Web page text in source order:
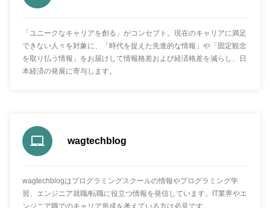
「ユニークなキャリアを創る」がコンセプト。現在のキャリアに満足
できない人々を対象に、「時代を捉えた先進的な情報」や「固定観念
を取り払う情報」をお届けして情報格差および経済格差を減らし、日
本経済の発展に寄与します。
wagtechblog
wagtechblogはプログラミングスクールの情報やプログラミング学
習、エンジニア就職/転職に役立つ情報を発信しています。IT業界やエ
ンジニア職でのキャリア形成を考えている方は必見です。